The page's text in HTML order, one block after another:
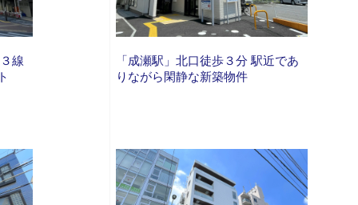
線
「成瀬駅」北口徒歩３分 駅近であ
りながら閑静な新築物件